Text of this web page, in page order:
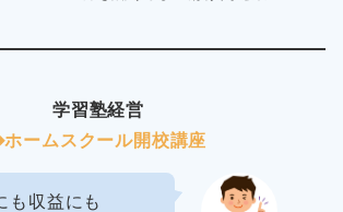
学習塾経営
ームスクール開校講座
も収益にも